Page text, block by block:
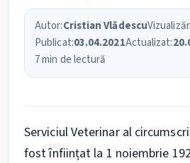
Autor:Cristian Vlădescu
Publicat:03.04.2021Actualizat:
7 min de lectură
Serviciul Veterinar al
fost înființat la 1 noiembrie